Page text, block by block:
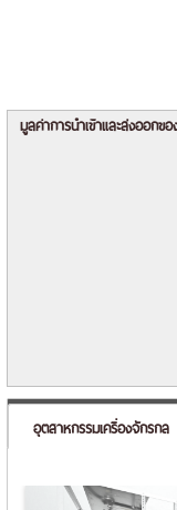
มูลค่าการนำเข้าและส่งออกขอ
อุตสาหกรรมเครื่องจักรกล